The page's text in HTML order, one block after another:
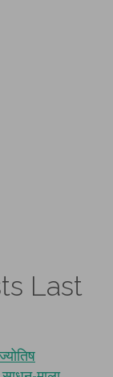
Last